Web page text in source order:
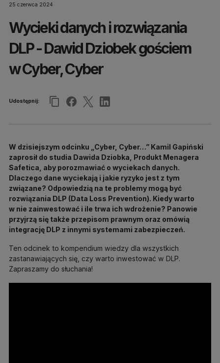
25 czerwca 2024
Wycieki danych i rozwiązania
DLP - Dawid Dziobek gościem
w Cyber, Cyber
Udostępnij:
W dzisiejszym odcinku „Cyber, Cyber…” Kamil Gapiński
zaprosił do studia Dawida Dziobka, Produkt Menagera
Safetica, aby porozmawiać o wyciekach danych.
Dlaczego dane wyciekają i jakie ryzyko jest z tym
związane? Odpowiedzią na te problemy mogą być
rozwiązania DLP (Data Loss Prevention). Kiedy warto
w nie zainwestować i ile trwa ich wdrożenie? Panowie
przyjrzą się także przepisom prawnym oraz omówią
integrację DLP z innymi systemami zabezpieczeń.
Ten odcinek to kompendium wiedzy dla wszystkich
zastanawiających się, czy warto inwestować w DLP.
Zapraszamy do słuchania!